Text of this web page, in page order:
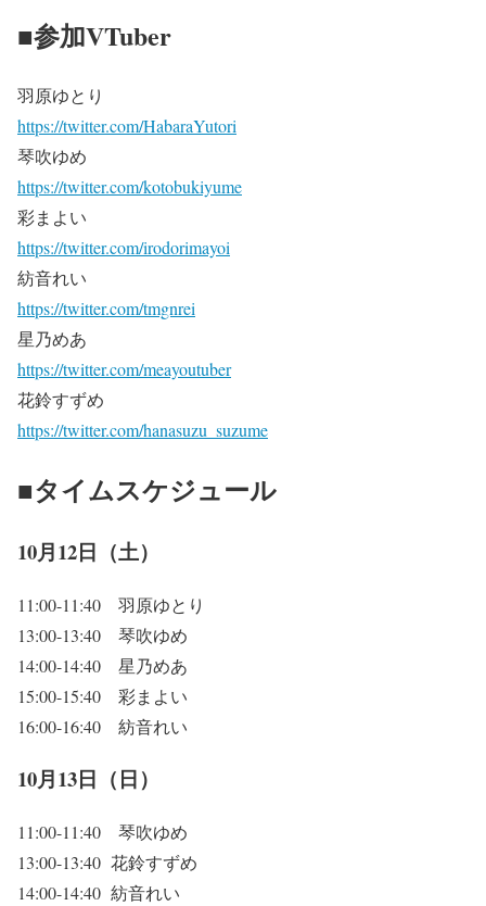
■参加VTuber
羽原ゆとり
https://twitter.com/HabaraYutori
琴吹ゆめ
https://twitter.com/kotobukiyume
彩まよい
https://twitter.com/irodorimayoi
紡音れい
https://twitter.com/tmgnrei
星乃めあ
https://twitter.com/meayoutuber
花鈴すずめ
https://twitter.com/hanasuzu_suzume
■タイムスケジュール
10月12日（土）
11:00-11:40 羽原ゆとり
13:00-13:40 琴吹ゆめ
14:00-14:40 星乃めあ
15:00-15:40 彩まよい
16:00-16:40 紡音れい
10月13日（日）
11:00-11:40 琴吹ゆめ
13:00-13:40 花鈴すずめ
14:00-14:40 紡音れい